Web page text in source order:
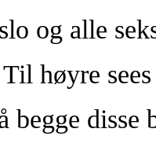
og alle
høyre
begge disse